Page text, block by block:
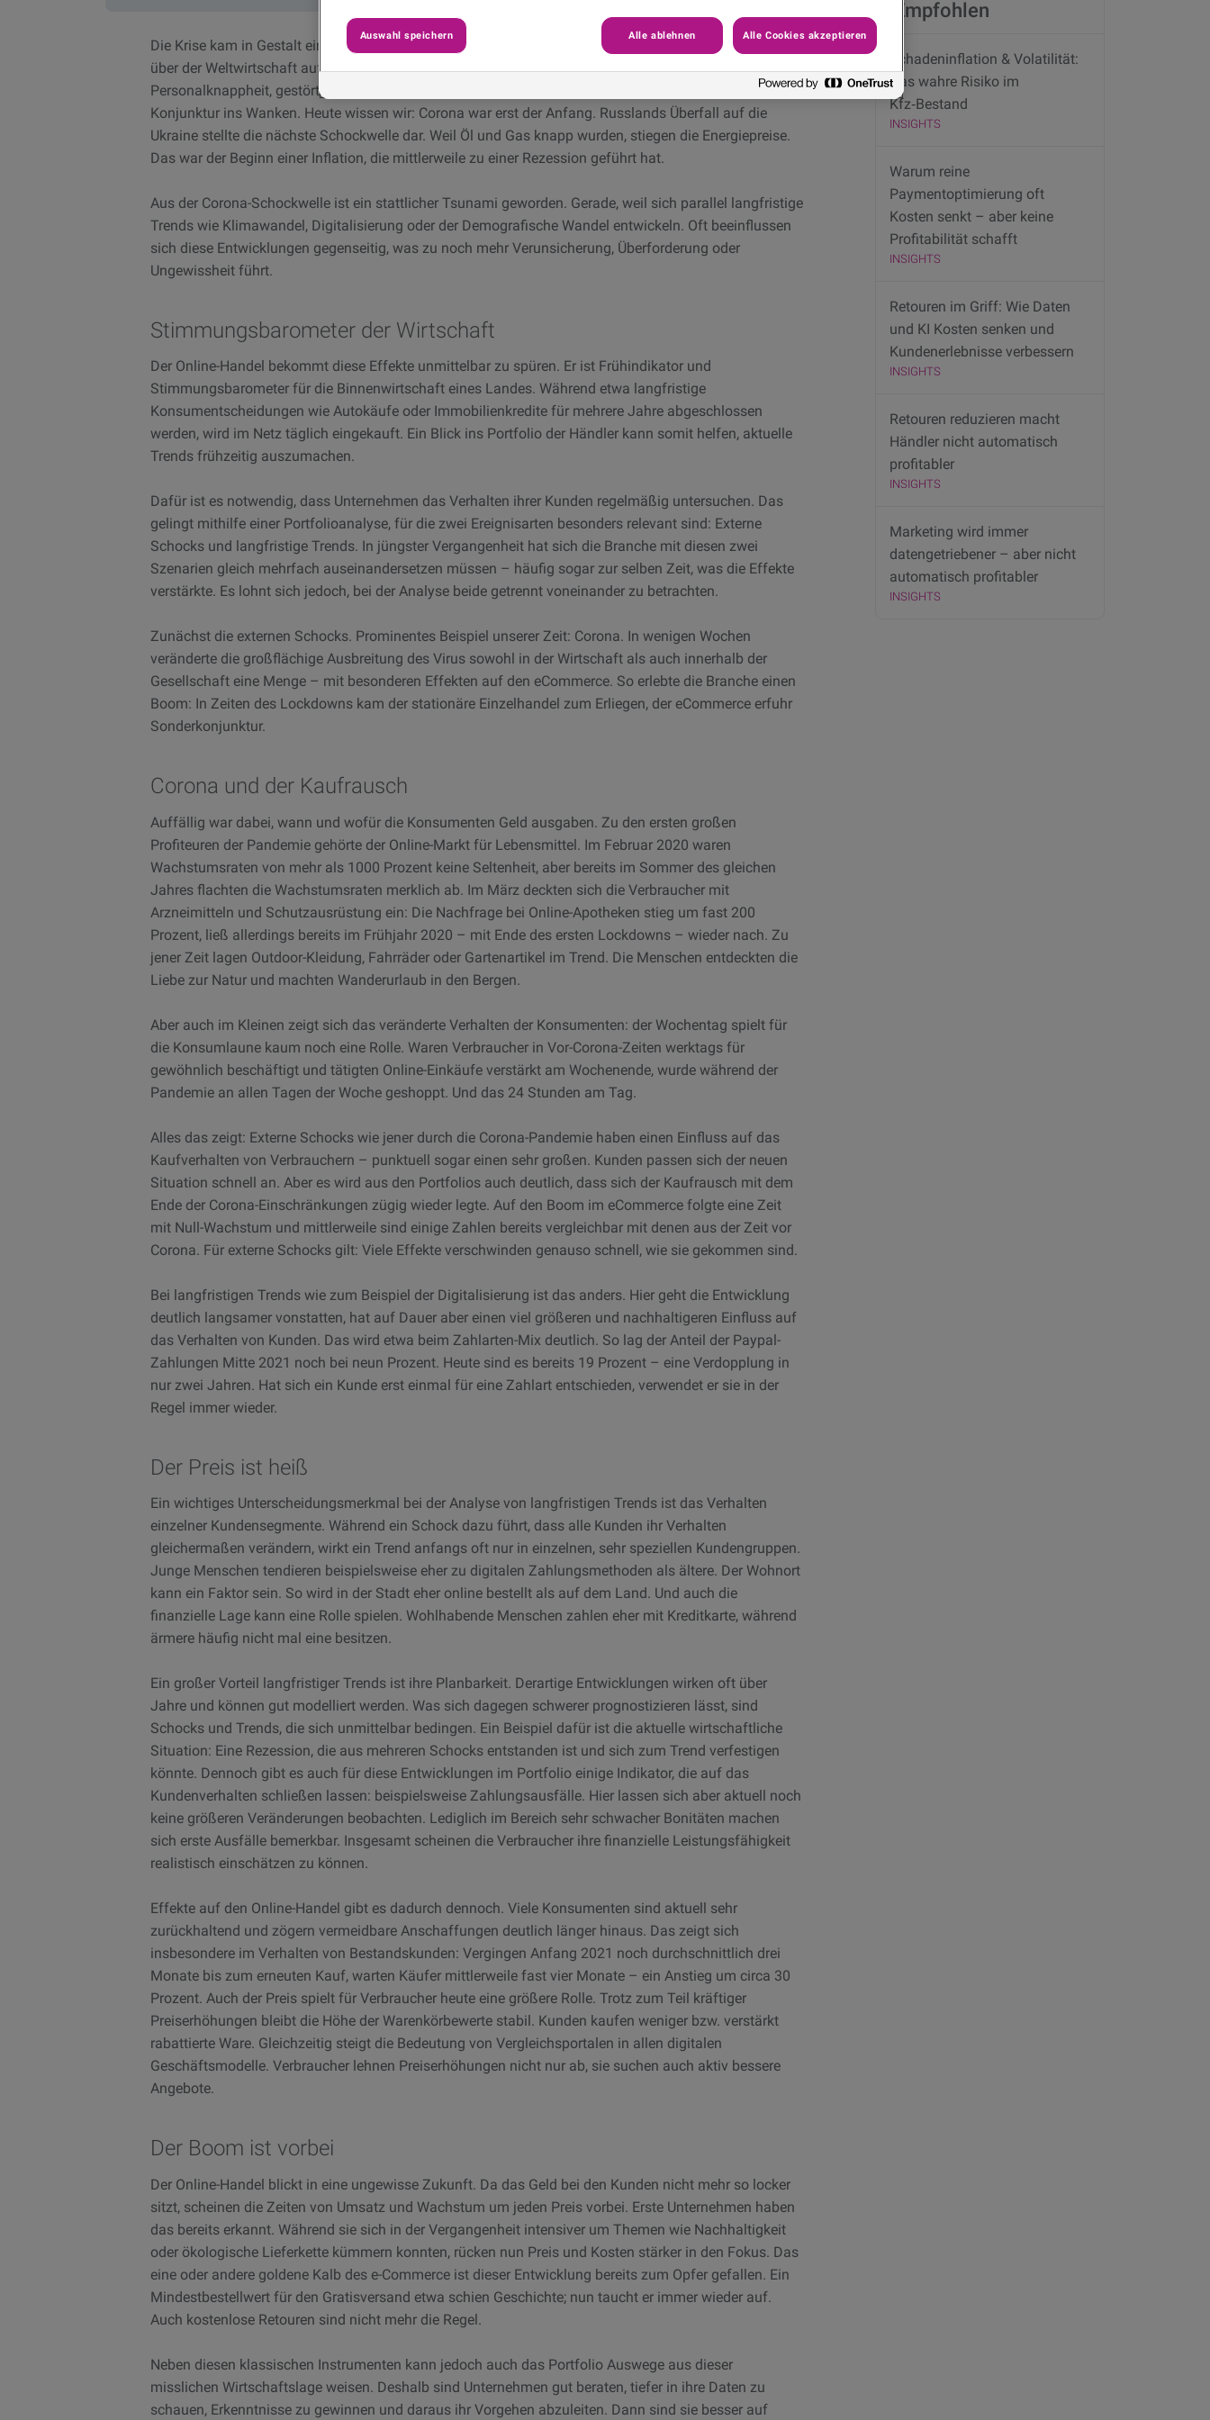
Die Krise kam in Gestalt einer Welle. Mehrere Wochen hatte sich die Bedrohung durch das Corona-Virus
über der Weltwirtschaft aufgetürmt – und mit dem ersten Lockdown brach sie über ihr danieder.
Personalknappheit, gestörte Lieferketten und Unsicherheit an den Finanzmärkten brachten die
Konjunktur ins Wanken. Heute wissen wir: Corona war erst der Anfang. Russlands Überfall auf die
Ukraine stellte die nächste Schockwelle dar. Weil Öl und Gas knapp wurden, stiegen die Energiepreise.
Das war der Beginn einer Inflation, die mittlerweile zu einer Rezession geführt hat.
Aus der Corona-Schockwelle ist ein stattlicher Tsunami geworden. Gerade, weil sich parallel langfristige
Trends wie Klimawandel, Digitalisierung oder der Demografische Wandel entwickeln. Oft beeinflussen
sich diese Entwicklungen gegenseitig, was zu noch mehr Verunsicherung, Überforderung oder
Ungewissheit führt.
Stimmungsbarometer der Wirtschaft
Der Online-Handel bekommt diese Effekte unmittelbar zu spüren. Er ist Frühindikator und
Stimmungsbarometer für die Binnenwirtschaft eines Landes. Während etwa langfristige
Konsumentscheidungen wie Autokäufe oder Immobilienkredite für mehrere Jahre abgeschlossen
werden, wird im Netz täglich eingekauft. Ein Blick ins Portfolio der Händler kann somit helfen, aktuelle
Trends frühzeitig auszumachen.
Dafür ist es notwendig, dass Unternehmen das Verhalten ihrer Kunden regelmäßig untersuchen. Das
gelingt mithilfe einer Portfolioanalyse, für die zwei Ereignisarten besonders relevant sind: Externe
Schocks und langfristige Trends. In jüngster Vergangenheit hat sich die Branche mit diesen zwei
Szenarien gleich mehrfach auseinandersetzen müssen – häufig sogar zur selben Zeit, was die Effekte
verstärkte. Es lohnt sich jedoch, bei der Analyse beide getrennt voneinander zu betrachten.
Zunächst die externen Schocks. Prominentes Beispiel unserer Zeit: Corona. In wenigen Wochen
veränderte die großflächige Ausbreitung des Virus sowohl in der Wirtschaft als auch innerhalb der
Gesellschaft eine Menge – mit besonderen Effekten auf den eCommerce. So erlebte die Branche einen
Boom: In Zeiten des Lockdowns kam der stationäre Einzelhandel zum Erliegen, der eCommerce erfuhr
Sonderkonjunktur.
Corona und der Kaufrausch
Auffällig war dabei, wann und wofür die Konsumenten Geld ausgaben. Zu den ersten großen
Profiteuren der Pandemie gehörte der Online-Markt für Lebensmittel. Im Februar 2020 waren
Wachstumsraten von mehr als 1000 Prozent keine Seltenheit, aber bereits im Sommer des gleichen
Jahres flachten die Wachstumsraten merklich ab. Im März deckten sich die Verbraucher mit
Arzneimitteln und Schutzausrüstung ein: Die Nachfrage bei Online-Apotheken stieg um fast 200
Prozent, ließ allerdings bereits im Frühjahr 2020 – mit Ende des ersten Lockdowns – wieder nach. Zu
jener Zeit lagen Outdoor-Kleidung, Fahrräder oder Gartenartikel im Trend. Die Menschen entdeckten die
Liebe zur Natur und machten Wanderurlaub in den Bergen.
Aber auch im Kleinen zeigt sich das veränderte Verhalten der Konsumenten: der Wochentag spielt für
die Konsumlaune kaum noch eine Rolle. Waren Verbraucher in Vor-Corona-Zeiten werktags für
gewöhnlich beschäftigt und tätigten Online-Einkäufe verstärkt am Wochenende, wurde während der
Pandemie an allen Tagen der Woche geshoppt. Und das 24 Stunden am Tag.
Alles das zeigt: Externe Schocks wie jener durch die Corona-Pandemie haben einen Einfluss auf das
Kaufverhalten von Verbrauchern – punktuell sogar einen sehr großen. Kunden passen sich der neuen
Situation schnell an. Aber es wird aus den Portfolios auch deutlich, dass sich der Kaufrausch mit dem
Ende der Corona-Einschränkungen zügig wieder legte. Auf den Boom im eCommerce folgte eine Zeit
mit Null-Wachstum und mittlerweile sind einige Zahlen bereits vergleichbar mit denen aus der Zeit vor
Corona. Für externe Schocks gilt: Viele Effekte verschwinden genauso schnell, wie sie gekommen sind.
Bei langfristigen Trends wie zum Beispiel der Digitalisierung ist das anders. Hier geht die Entwicklung
deutlich langsamer vonstatten, hat auf Dauer aber einen viel größeren und nachhaltigeren Einfluss auf
das Verhalten von Kunden. Das wird etwa beim Zahlarten-Mix deutlich. So lag der Anteil der Paypal-
Zahlungen Mitte 2021 noch bei neun Prozent. Heute sind es bereits 19 Prozent – eine Verdopplung in
nur zwei Jahren. Hat sich ein Kunde erst einmal für eine Zahlart entschieden, verwendet er sie in der
Regel immer wieder.
Der Preis ist heiß
Ein wichtiges Unterscheidungsmerkmal bei der Analyse von langfristigen Trends ist das Verhalten
einzelner Kundensegmente. Während ein Schock dazu führt, dass alle Kunden ihr Verhalten
gleichermaßen verändern, wirkt ein Trend anfangs oft nur in einzelnen, sehr speziellen Kundengruppen.
Junge Menschen tendieren beispielsweise eher zu digitalen Zahlungsmethoden als ältere. Der Wohnort
kann ein Faktor sein. So wird in der Stadt eher online bestellt als auf dem Land. Und auch die
finanzielle Lage kann eine Rolle spielen. Wohlhabende Menschen zahlen eher mit Kreditkarte, während
ärmere häufig nicht mal eine besitzen.
Ein großer Vorteil langfristiger Trends ist ihre Planbarkeit. Derartige Entwicklungen wirken oft über
Jahre und können gut modelliert werden. Was sich dagegen schwerer prognostizieren lässt, sind
Schocks und Trends, die sich unmittelbar bedingen. Ein Beispiel dafür ist die aktuelle wirtschaftliche
Situation: Eine Rezession, die aus mehreren Schocks entstanden ist und sich zum Trend verfestigen
könnte. Dennoch gibt es auch für diese Entwicklungen im Portfolio einige Indikator, die auf das
Kundenverhalten schließen lassen: beispielsweise Zahlungsausfälle. Hier lassen sich aber aktuell noch
keine größeren Veränderungen beobachten. Lediglich im Bereich sehr schwacher Bonitäten machen
sich erste Ausfälle bemerkbar. Insgesamt scheinen die Verbraucher ihre finanzielle Leistungsfähigkeit
realistisch einschätzen zu können.
Effekte auf den Online-Handel gibt es dadurch dennoch. Viele Konsumenten sind aktuell sehr
zurückhaltend und zögern vermeidbare Anschaffungen deutlich länger hinaus. Das zeigt sich
insbesondere im Verhalten von Bestandskunden: Vergingen Anfang 2021 noch durchschnittlich drei
Monate bis zum erneuten Kauf, warten Käufer mittlerweile fast vier Monate – ein Anstieg um circa 30
Prozent. Auch der Preis spielt für Verbraucher heute eine größere Rolle. Trotz zum Teil kräftiger
Preiserhöhungen bleibt die Höhe der Warenkörbewerte stabil. Kunden kaufen weniger bzw. verstärkt
rabattierte Ware. Gleichzeitig steigt die Bedeutung von Vergleichsportalen in allen digitalen
Geschäftsmodelle. Verbraucher lehnen Preiserhöhungen nicht nur ab, sie suchen auch aktiv bessere
Angebote.
Der Boom ist vorbei
Der Online-Handel blickt in eine ungewisse Zukunft. Da das Geld bei den Kunden nicht mehr so locker
sitzt, scheinen die Zeiten von Umsatz und Wachstum um jeden Preis vorbei. Erste Unternehmen haben
das bereits erkannt. Während sie sich in der Vergangenheit intensiver um Themen wie Nachhaltigkeit
oder ökologische Lieferkette kümmern konnten, rücken nun Preis und Kosten stärker in den Fokus. Das
eine oder andere goldene Kalb des e-Commerce ist dieser Entwicklung bereits zum Opfer gefallen. Ein
Mindestbestellwert für den Gratisversand etwa schien Geschichte; nun taucht er immer wieder auf.
Auch kostenlose Retouren sind nicht mehr die Regel.
Neben diesen klassischen Instrumenten kann jedoch auch das Portfolio Auswege aus dieser
misslichen Wirtschaftslage weisen. Deshalb sind Unternehmen gut beraten, tiefer in ihre Daten zu
schauen, Erkenntnisse zu gewinnen und daraus ihr Vorgehen abzuleiten. Dann sind sie besser auf
Empfohlen
Schadeninflation & Volatilität:
Das wahre Risiko im
Kfz‑Bestand
INSIGHTS
Warum reine
Paymentoptimierung oft
Kosten senkt – aber keine
Profitabilität schafft
INSIGHTS
Retouren im Griff: Wie Daten
und KI Kosten senken und
Kundenerlebnisse verbessern
INSIGHTS
Retouren reduzieren macht
Händler nicht automatisch
profitabler
INSIGHTS
Marketing wird immer
datengetriebener – aber nicht
automatisch profitabler
INSIGHTS
Auswahl speichern Alle ablehnen Alle Cookies akzeptieren